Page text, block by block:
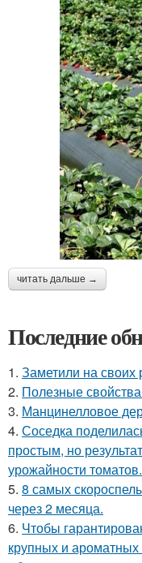
читать дальше →
Последние
1. Заметили на своих
2. Полезные
3. Манцинелловое
4. Соседка
простым, но
урожайности томатов.
5. 8 самых
через 2 месяца.
6. Чтобы
крупных и